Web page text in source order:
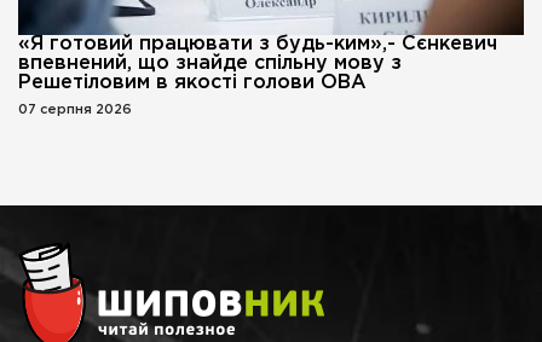
«Я готовий працювати з будь-ким»,- Сєнкевич
впевнений, що знайде спільну мову з
Решетіловим в якості голови ОВА
07 серпня 2026